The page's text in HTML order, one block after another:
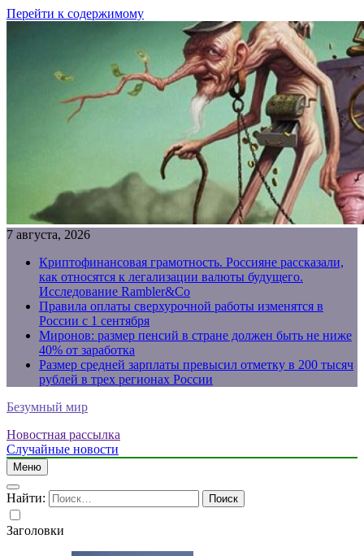
Перейти к содержимому
7 августа, 2026
Криптофинансовая грамотность. Россияне рассказали,
как относятся к легализации валюты будущего.
Исследование Rambler&Co
Правила оплаты сверхурочной работы изменятся в
России с 1 сентября
Миронов: размер пенсий в стране должен быть не ниже
40% от заработка
Размер средней зарплаты превысил отметку в 200 тысяч
рублей в трех регионах России
Безумный мир
Новостная рассылка
Случайные новости
Меню
Найти:
Заголовки